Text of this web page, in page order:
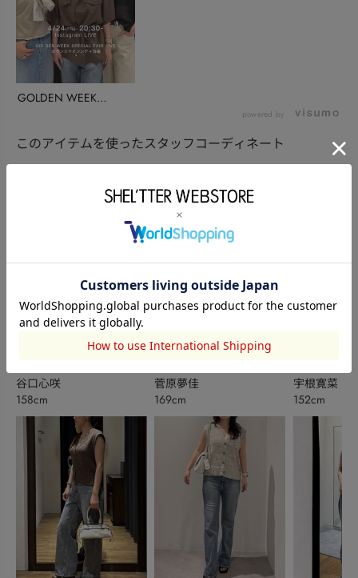
GOLDEN WEEK
powered by
このアイテムを使ったスタッフコーディネート
谷口心咲
158cm
菅原夢佳
169cm
宇根寛菜
152cm